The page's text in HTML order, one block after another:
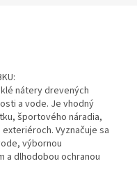
nátery drevených
a vode. Je vhodný
športového náradia,
Vyznačuje sa
výbornou
a dlhodobou ochranou